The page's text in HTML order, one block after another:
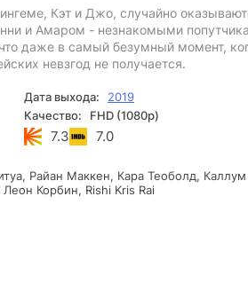
Кэт и Джо, случайно
и Амаром - незнакомыми
даже в самый безумный момент,
невзгод не получается.
Дата выхода:
2019
Качество:
FHD (1080p)
7.3 7.0
Райан Маккен, Кара Теоболд, Каллум
Корбин, Rishi Kris Rai